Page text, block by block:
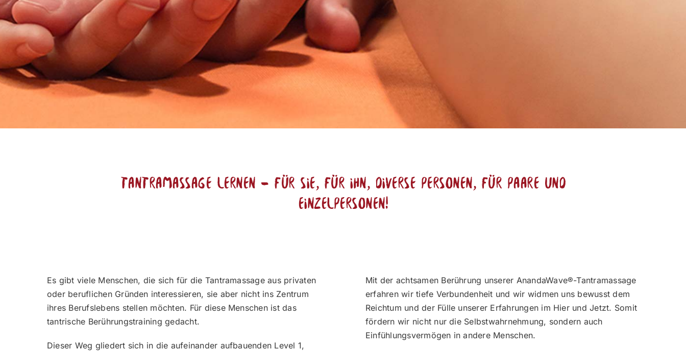
Tantramassage lernen – Für Sie, für Ihn, diverse Personen, für Paare und
Einzelpersonen!
Es gibt viele Menschen, die sich für die Tantramassage aus privaten
oder beruflichen Gründen interessieren, sie aber nicht ins Zentrum
ihres Berufslebens stellen möchten. Für diese Menschen ist das
tantrische Berührungstraining gedacht.
Dieser Weg gliedert sich in die aufeinander aufbauenden Level 1,
Mit der achtsamen Berührung unserer AnandaWave®-Tantramassage
erfahren wir tiefe Verbundenheit und wir widmen uns bewusst dem
Reichtum und der Fülle unserer Erfahrungen im Hier und Jetzt. Somit
fördern wir nicht nur die Selbstwahrnehmung, sondern auch
Einfühlungsvermögen in andere Menschen.